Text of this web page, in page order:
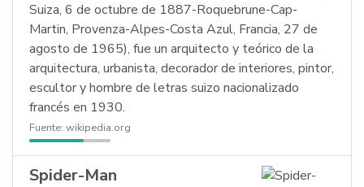
Suiza, 6 de octubre de 1887-Roquebrune-Cap-
Martin, Provenza-Alpes-Costa Azul, Francia, 27 de
agosto de 1965), fue un arquitecto y teórico de la
arquitectura, urbanista, decorador de interiores, pintor,
escultor y hombre de letras suizo nacionalizado
francés en 1930.
Fuente: wikipedia.org
Spider-Man